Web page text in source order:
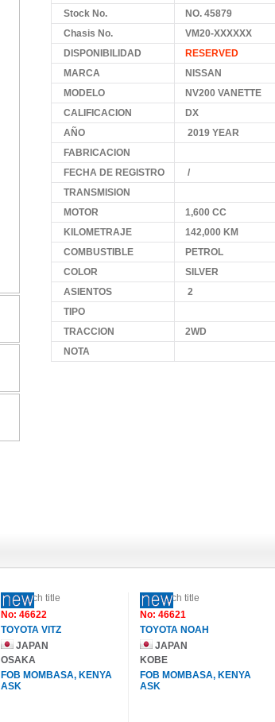
Stock No.
NO. 45879
Chasis No.
VM20-XXXXXX
DISPONIBILIDAD
RESERVED
MARCA
NISSAN
MODELO
NV200 VANETTE
CALIFICACION
DX
AÑO
2019 YEAR
FABRICACION
FECHA DE REGISTRO
/
TRANSMISION
MOTOR
1,600 CC
KILOMETRAJE
142,000 KM
COMBUSTIBLE
PETROL
COLOR
SILVER
ASIENTOS
2
TIPO
TRACCION
2WD
NOTA
No: 46622
TOYOTA VITZ
JAPAN
OSAKA
FOB MOMBASA, KENYA
ASK
No: 46621
TOYOTA NOAH
JAPAN
KOBE
FOB MOMBASA, KENYA
ASK